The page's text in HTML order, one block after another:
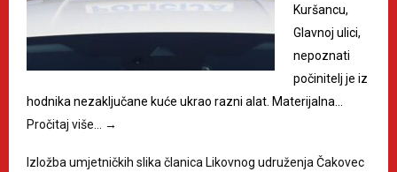
Kuršancu,
Glavnoj ulici,
nepoznati
počinitelj je iz
hodnika nezaključane kuće ukrao razni alat. Materijalna…
Pročitaj više…
→
Izložba umjetničkih slika članica Likovnog udruženja Čakovec